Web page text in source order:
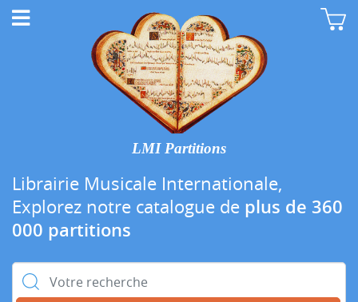
LMI Partitions
Librairie Musicale Internationale,
Explorez notre catalogue de plus de 360
000 partitions
Rechercher :